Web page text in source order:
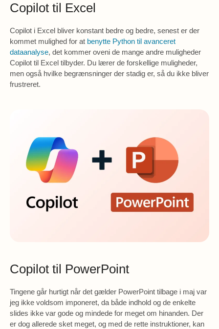
Copilot til Excel
Copilot i Excel bliver konstant bedre og bedre, senest er der
kommet mulighed for at benytte Python til avanceret
dataanalyse, det kommer oveni de mange andre muligheder
Copilot til Excel tilbyder. Du lærer de forskellige muligheder,
men også hvilke begrænsninger der stadig er, så du ikke bliver
frustreret.
Copilot til PowerPoint
Tingene går hurtigt når det gælder PowerPoint tilbage i maj var
jeg ikke voldsom imponeret, da både indhold og de enkelte
slides ikke var gode og mindede for meget om hinanden. Der
er dog allerede sket meget, og med de rette instruktioner, kan